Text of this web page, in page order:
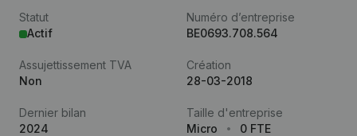
Statut
Actif
Numéro d’entreprise
BE0693.708.564
Assujettissement TVA
Non
Création
28-03-2018
Dernier bilan
2024
Taille d'entreprise
Micro
0 FTE